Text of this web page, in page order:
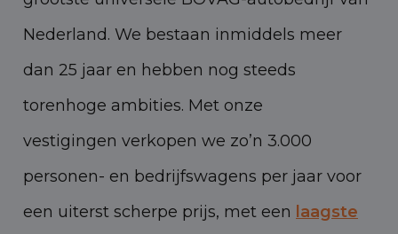
Nederland. We bestaan inmiddels meer
dan 25 jaar en hebben nog steeds
torenhoge ambities. Met onze
vestigingen verkopen we zo’n 3.000
personen- en bedrijfswagens per jaar voor
een uiterst scherpe prijs, met een laagste